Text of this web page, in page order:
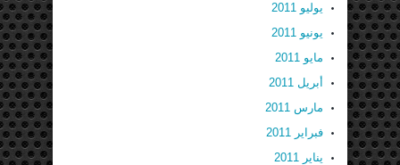
يوليو 2011
يونيو 2011
مايو 2011
أبريل 2011
مارس 2011
فبراير 2011
يناير 2011